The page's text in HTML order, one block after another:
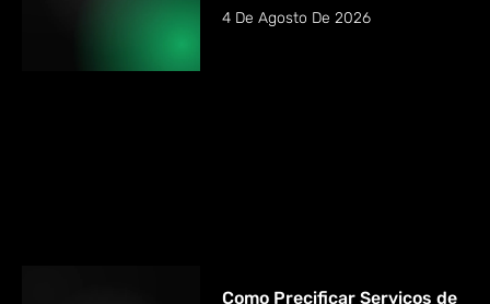
4 De Agosto De 2026
Como Precificar Servicos de